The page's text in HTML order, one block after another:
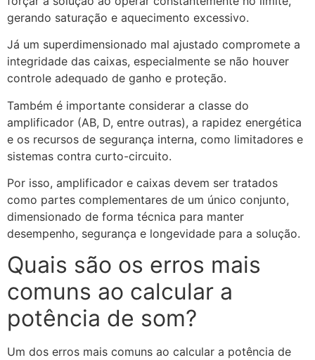
gerando saturação e aquecimento excessivo.
Já um superdimensionado mal ajustado compromete a
integridade das caixas, especialmente se não houver
controle adequado de ganho e proteção.
Também é importante considerar a classe do
amplificador (AB, D, entre outras), a rapidez energética
e os recursos de segurança interna, como limitadores e
sistemas contra curto-circuito.
Por isso, amplificador e caixas devem ser tratados
como partes complementares de um único conjunto,
dimensionado de forma técnica para manter
desempenho, segurança e longevidade para a solução.
Quais são os erros mais
comuns ao calcular a
potência de som?
Um dos erros mais comuns ao calcular a potência de